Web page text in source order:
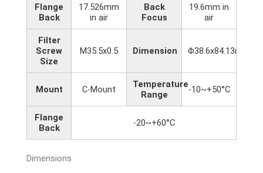
Flange
Back
17.526mm
in air
Back
Focus
19.6mm in
air
Filter
Screw
Size
M35.5x0.5 Dimension Φ38.6x84.13mm
Mount C-Mount
Temperature
Range
-10~+50°C
Flange
Back
-20~+60°C
Dimensions